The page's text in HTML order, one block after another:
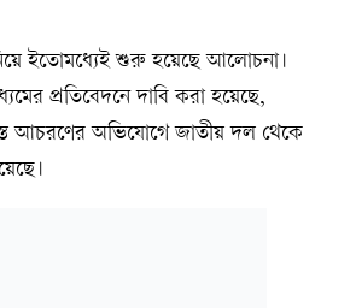
ইতোমধ্যেই শুরু হয়েছে আলোচনা।
প্রতিবেদনে দাবি করা হয়েছে,
আচরণের অভিযোগে জাতীয় দল থেকে